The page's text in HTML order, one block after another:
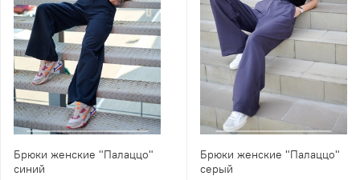
Брюки женские "Палаццо"
синий
Брюки женские "Палаццо"
серый